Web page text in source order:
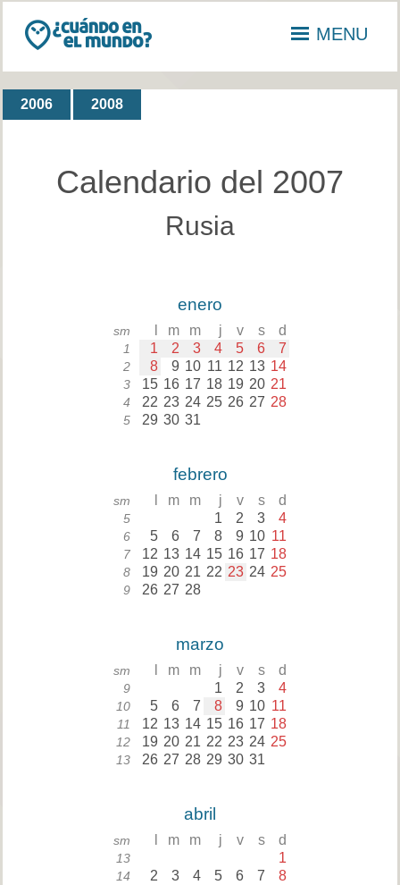
MENU
2006 2008
Calendario del 2007
Rusia
enero
sm m m j v s d
1 1 2 3 4 5 6 7
2 8 9 10 11 12 13 14
3 15 16 17 18 19 20 21
4 22 23 24 25 26 27 28
5 29 30 31
febrero
sm m m j v s d
5 1 2 3 4
6 5 6 7 8 9 10 11
7 12 13 14 15 16 17 18
8 19 20 21 22 23 24 25
9 26 27 28
marzo
sm m m j v s d
9 1 2 3 4
10 5 6 7 8 9 10 11
11 12 13 14 15 16 17 18
12 19 20 21 22 23 24 25
13 26 27 28 29 30 31
abril
sm m m j v s d
13 1
14 2 3 4 5 6 7 8